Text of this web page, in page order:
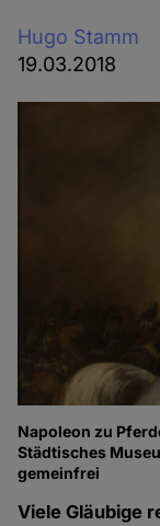
Hugo Stamm
19.03.2018
Napoleon zu
Städtisches
gemeinfrei
Viele Gläubige